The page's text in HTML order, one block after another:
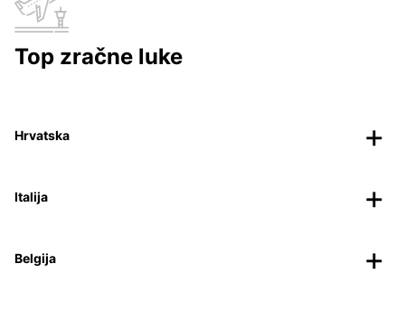
Top zračne luke
Hrvatska
Italija
Belgija